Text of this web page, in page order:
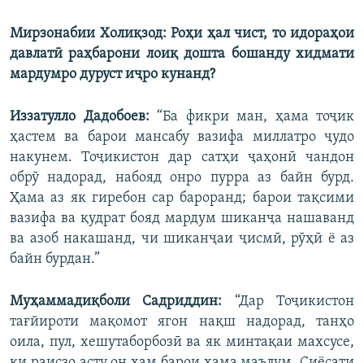
Мирзонабии Холиқзод: Роҳи ҳал чист, то идораҳои
давлатӣ раҳбарони лоиқ дошта бошанду хидмати
мардумро дуруст иҷро кунанд?
Иззатулло Дадобоев: “Ба фикри ман, ҳама тоҷик
ҳастем ва барои мансабу вазифа миллатро ҷудо
накунем. Тоҷикистон дар сатҳи ҷаҳонӣ чандон
обрӯ надорад, набояд онро пурра аз байн бурд.
Ҳама аз як гиребон сар бароранд; барои тақсими
вазифа ва қудрат бояд мардум шиканҷа нашаванд
ва азоб накашанд, чи шиканҷаи ҷисмӣ, рӯҳӣ ё аз
байн бурдан.”
Муҳаммадиқболи Садриддин: “Дар Тоҷикистон
тағйироти мақомот ягон нақш надорад, танҳо
оила, пул, хешутаборбозӣ ва як минтақаи махсусе,